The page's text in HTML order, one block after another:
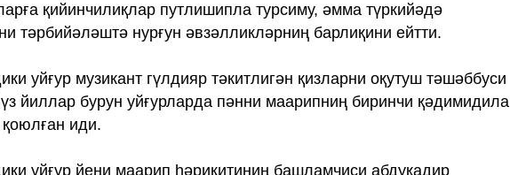
қийинчилиқлар путлишипла турсиму, әмма түркийәдә
тәрбийәләштә нурғун әвзәлликләрниң барлиқини ейтти.
уйғур музикант гүлдияр тәкитлигән қизларни оқутуш тәшәббуси
йиллар бурун уйғурларда пәнни маарипниң биринчи қәдимидила
қоюлған иди.
уйғур йеңи маарип һәрикитиниң башламчиси абдуқадир